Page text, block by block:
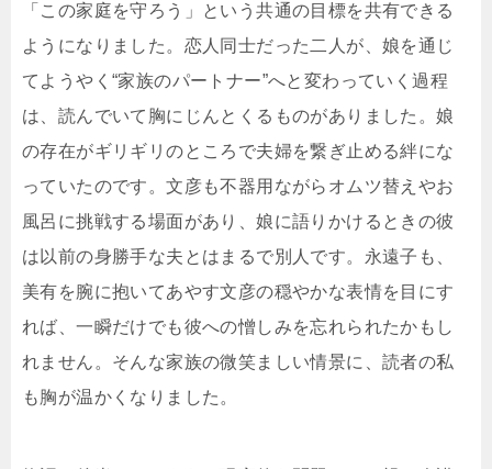
「この家庭を守ろう」という共通の目標を共有できる
ようになりました。恋人同士だった二人が、娘を通じ
てようやく“家族のパートナー”へと変わっていく過程
は、読んでいて胸にじんとくるものがありました。娘
の存在がギリギリのところで夫婦を繋ぎ止める絆にな
っていたのです。文彦も不器用ながらオムツ替えやお
風呂に挑戦する場面があり、娘に語りかけるときの彼
は以前の身勝手な夫とはまるで別人です。永遠子も、
美有を腕に抱いてあやす文彦の穏やかな表情を目にす
れば、一瞬だけでも彼への憎しみを忘れられたかもし
れません。そんな家族の微笑ましい情景に、読者の私
も胸が温かくなりました。